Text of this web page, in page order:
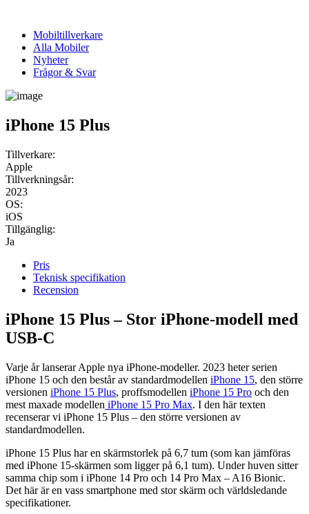
Mobiltillverkare
Alla Mobiler
Nyheter
Frågor & Svar
iPhone 15 Plus
Tillverkare:
Apple
Tillverkningsår:
2023
OS:
iOS
Tillgänglig:
Ja
Pris
Teknisk specifikation
Recension
iPhone 15 Plus – Stor iPhone-modell med
USB-C
Varje år lanserar Apple nya iPhone-modeller. 2023 heter serien
iPhone 15 och den består av standardmodellen iPhone 15, den större
versionen iPhone 15 Plus, proffsmodellen iPhone 15 Pro och den
mest maxade modellen iPhone 15 Pro Max. I den här texten
recenserar vi iPhone 15 Plus – den större versionen av
standardmodellen.
iPhone 15 Plus har en skärmstorlek på 6,7 tum (som kan jämföras
med iPhone 15-skärmen som ligger på 6,1 tum). Under huven sitter
samma chip som i iPhone 14 Pro och 14 Pro Max – A16 Bionic.
Det här är en vass smartphone med stor skärm och världsledande
specifikationer.